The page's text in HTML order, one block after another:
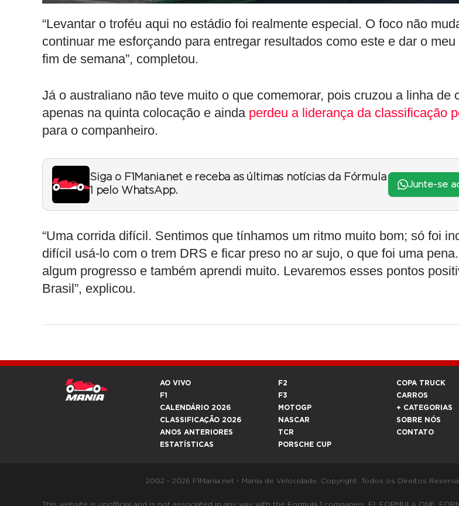
“Levantar o troféu aqui no estádio foi realmente especial. O foco não
continuar me esforçando para entregar resultados como este e dar o
fim de semana”, completou.
Já o australiano não teve muito o que comemorar, pois cruzou a linha de
apenas na quinta colocação e ainda perdeu a liderança da classificação
para o companheiro.
Siga o F1Mania.net e receba as últimas notícias da Fórmula
1 pelo WhatsApp.
Junte-se
“Uma corrida difícil. Sentimos que tínhamos um ritmo muito bom; só foi
difícil usá-lo com o trem DRS e ficar preso no ar sujo, o que foi uma
algum progresso e também aprendi muito. Levaremos esses pontos
Brasil”, explicou.
AO VIVO
F1
CALENDÁRIO 2026
CLASSIFICAÇÃO 2026
ANOS ANTERIORES
ESTATÍSTICAS
F2
F3
MOTOGP
NASCAR
TCR
PORSCHE CUP
COPA TRUCK
CARROS
+ CATEGORIAS
SOBRE NÓS
CONTATO
2002 - 2026 F1Mania.net - Mania de Velocidade. Copyright. Todos os Direitos
This website is unofficial and is not associated in any way with the Formula 1 companies. F1, FORMULA ONE,